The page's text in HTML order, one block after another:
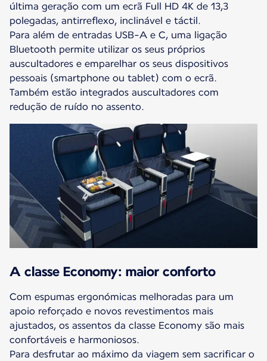
última geração com um ecrã Full HD 4K de 13,3
polegadas, antirreflexo, inclinável e táctil.
Para além de entradas USB-A e C, uma ligação
Bluetooth permite utilizar os seus próprios
auscultadores e emparelhar os seus dispositivos
pessoais (smartphone ou tablet) com o ecrã.
Também estão integrados auscultadores com
redução de ruído no assento.
A classe Economy: maior conforto
Com espumas ergonómicas melhoradas para um
apoio reforçado e novos revestimentos mais
ajustados, os assentos da classe Economy são mais
confortáveis e harmoniosos.
Para desfrutar ao máximo da viagem sem sacrificar o